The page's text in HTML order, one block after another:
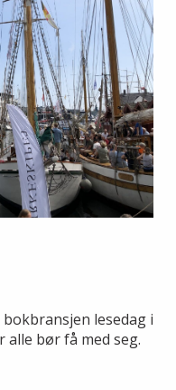
lesedag i
bør få med seg.